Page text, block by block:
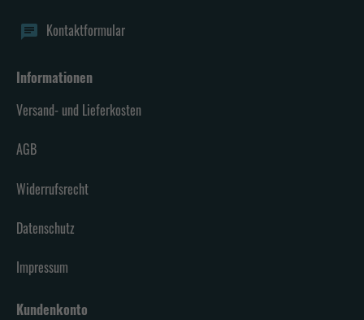
chat Kontaktformular
Informationen
Versand- und Lieferkosten
AGB
Widerrufsrecht
Datenschutz
Impressum
Kundenkonto